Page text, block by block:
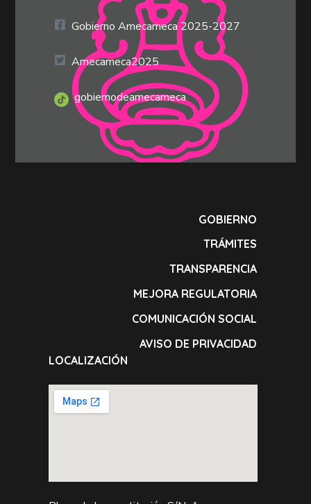
Gobierno Amecameca 2025-2027
Amecameca2025
gobiernodeamecameca
GOBIERNO
TRÁMITES
TRANSPARENCIA
MEJORA REGULATORIA
COMUNICACIÓN SOCIAL
AVISO DE PRIVACIDAD
LOCALIZACIÓN